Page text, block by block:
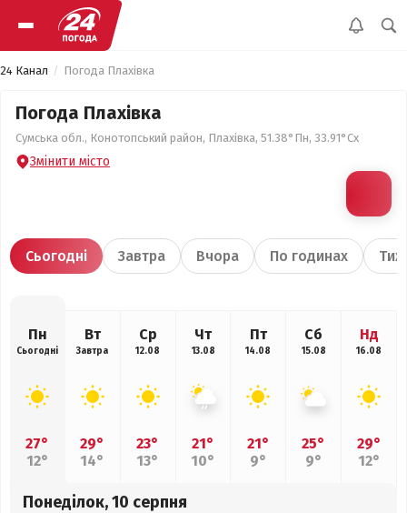
24 Канал Погода Плахівка
Погода Плахівка
Сумська обл., Конотопський район, Плахівка, 51.38°Пн, 33.91°Сх
Змінити місто
Сьогодні Завтра Вчора По годинах
Пн
Сьогодні
27°
12°
Вт
Завтра
29°
14°
Ср
12.08
23°
13°
Чт
13.08
21°
10°
Пт
14.08
21°
9°
Сб
15.08
25°
9°
Нд
16.08
29°
12°
Понеділок, 10 серпня